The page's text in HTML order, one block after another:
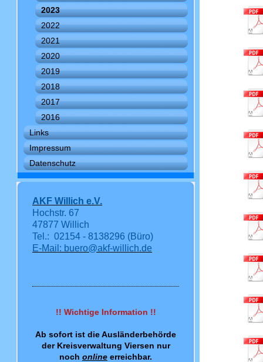
2023
2022
2021
2020
2019
2018
2017
2016
Links
Impressum
Datenschutz
AKF Willich e.V.
Hochstr. 67
47877 Willich
Tel.: 02154 - 8138296 (Büro)
E-Mail: buero@akf-willich.de
!! Wichtige Information !!
Ab sofort ist die Ausländerbehörde
der Kreisverwaltung Viersen nur
noch online erreichbar.